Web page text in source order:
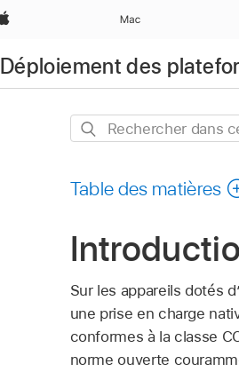
Apple Mac
Déploiement des
Rechercher
guide
Table des matières
Sur les appareils dotés d’
une prise en charge
conformes à la classe
norme ouverte